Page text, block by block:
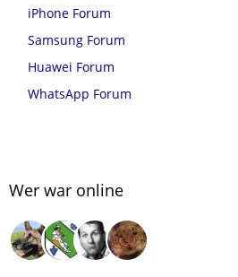
iPhone Forum
Samsung Forum
Huawei Forum
WhatsApp Forum
Wer war online